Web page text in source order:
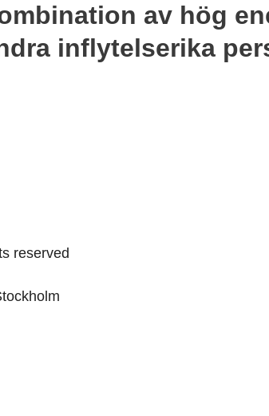
av hög
inflytelserika
reserved